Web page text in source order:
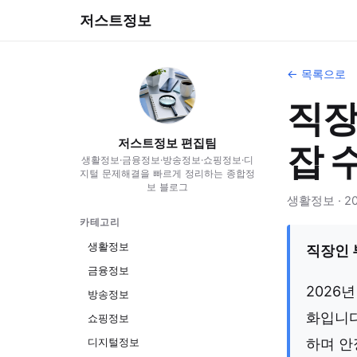
저스트정보
저스트정보 편집팀
생활정보·금융정보·방송정보·쇼핑정보·디
지털 문제해결을 빠르게 정리하는 종합정
보 블로그
카테고리
생활정보
금융정보
방송정보
쇼핑정보
디지털정보
← 목록으로
직
잡
생활정보 ·
직장인
2026년
화입니
하며 안